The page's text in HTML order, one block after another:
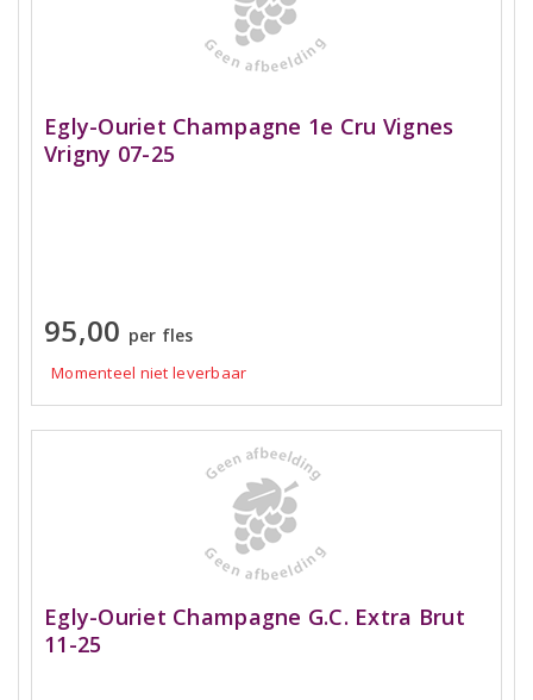
Egly-Ouriet Champagne 1e Cru Vignes
Vrigny 07-25
95,00 per fles
Momenteel niet leverbaar
Egly-Ouriet Champagne G.C. Extra Brut
11-25